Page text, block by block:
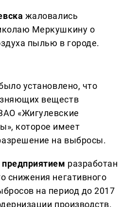
жаловались
Меркушкину о
пылью в городе.
установлено, что
веществ
«Жигулевские
которое имеет
на выбросы.
разработан
снижения негативного
на период до 2017
производств.